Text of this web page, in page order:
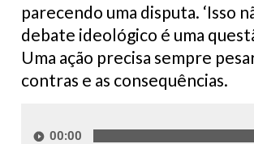
parecendo uma disputa. ‘Isso
debate ideológico é uma
Uma ação precisa sempre
contras e as consequências.
de
00:00